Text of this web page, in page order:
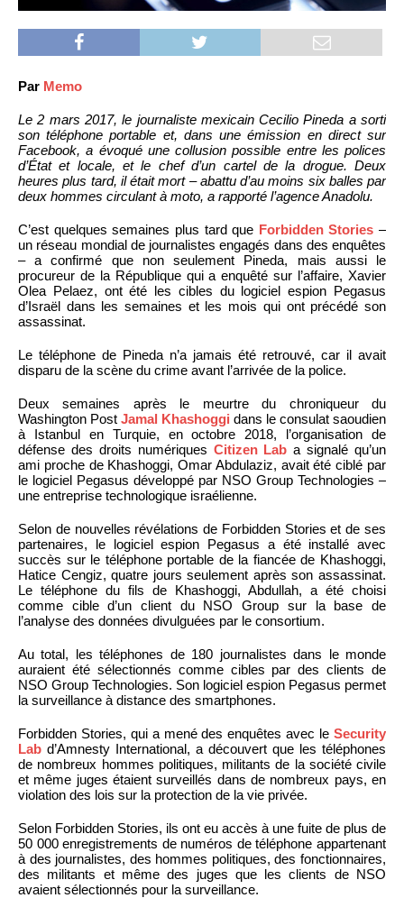
Par Memo
Le 2 mars 2017, le journaliste mexicain Cecilio Pineda a sorti
son téléphone portable et, dans une émission en direct sur
Facebook, a évoqué une collusion possible entre les polices
d’État et locale, et le chef d’un cartel de la drogue. Deux
heures plus tard, il était mort – abattu d’au moins six balles par
deux hommes circulant à moto, a rapporté l’agence Anadolu.
C’est quelques semaines plus tard que Forbidden Stories –
un réseau mondial de journalistes engagés dans des enquêtes
– a confirmé que non seulement Pineda, mais aussi le
procureur de la République qui a enquêté sur l’affaire, Xavier
Olea Pelaez, ont été les cibles du logiciel espion Pegasus
d’Israël dans les semaines et les mois qui ont précédé son
assassinat.
Le téléphone de Pineda n’a jamais été retrouvé, car il avait
disparu de la scène du crime avant l’arrivée de la police.
Deux semaines après le meurtre du chroniqueur du
Washington Post Jamal Khashoggi dans le consulat saoudien
à Istanbul en Turquie, en octobre 2018, l’organisation de
défense des droits numériques Citizen Lab a signalé qu’un
ami proche de Khashoggi, Omar Abdulaziz, avait été ciblé par
le logiciel Pegasus développé par NSO Group Technologies –
une entreprise technologique israélienne.
Selon de nouvelles révélations de Forbidden Stories et de ses
partenaires, le logiciel espion Pegasus a été installé avec
succès sur le téléphone portable de la fiancée de Khashoggi,
Hatice Cengiz, quatre jours seulement après son assassinat.
Le téléphone du fils de Khashoggi, Abdullah, a été choisi
comme cible d’un client du NSO Group sur la base de
l’analyse des données divulguées par le consortium.
Au total, les téléphones de 180 journalistes dans le monde
auraient été sélectionnés comme cibles par des clients de
NSO Group Technologies. Son logiciel espion Pegasus permet
la surveillance à distance des smartphones.
Forbidden Stories, qui a mené des enquêtes avec le Security
Lab d’Amnesty International, a découvert que les téléphones
de nombreux hommes politiques, militants de la société civile
et même juges étaient surveillés dans de nombreux pays, en
violation des lois sur la protection de la vie privée.
Selon Forbidden Stories, ils ont eu accès à une fuite de plus de
50 000 enregistrements de numéros de téléphone appartenant
à des journalistes, des hommes politiques, des fonctionnaires,
des militants et même des juges que les clients de NSO
avaient sélectionnés pour la surveillance.